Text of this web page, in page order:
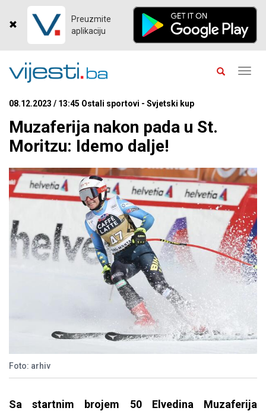
Preuzmite
aplikaciju
08.12.2023 / 13:45 Ostali sportovi - Svjetski kup
Muzaferija nakon pada u St.
Moritzu: Idemo dalje!
Foto: arhiv
Sa startnim brojem 50 Elvedina Muzaferija